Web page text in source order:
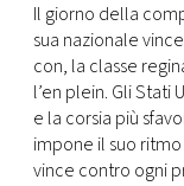
Il giorno della
sua nazionale
con, la classe
l’en plein. Gli
e la corsia più
impone il suo
vince contro ogni